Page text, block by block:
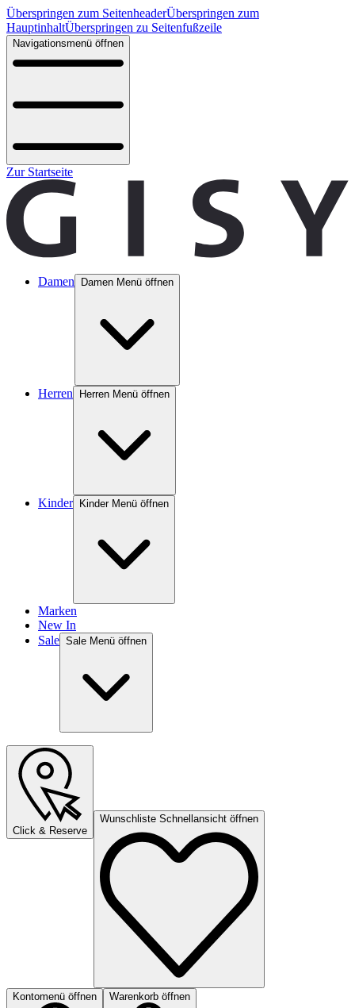
Überspringen zum SeitenheaderÜberspringen zum
HauptinhaltÜberspringen zu Seitenfußzeile
Navigationsmenü öffnen
Zur Startseite
Damen Damen Menü öffnen
Herren Herren Menü öffnen
Kinder Kinder Menü öffnen
Marken
New In
Sale Sale Menü öffnen
Click & Reserve
Wunschliste Schnellansicht öffnen
Kontomenü öffnen Warenkorb öffnen